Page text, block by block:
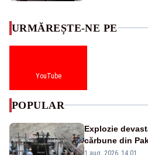
URMĂREȘTE-NE PE
YouTube
POPULAR
Explozie
cărbune din
morți - VIDEO
1 aug. 2026, 14:01